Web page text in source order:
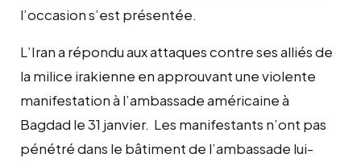
l’occasion s’est présentée.
L’Iran a répondu aux attaques contre ses alliés de
la milice irakienne en approuvant une violente
manifestation à l’ambassade américaine à
Bagdad le 31 janvier. Les manifestants n’ont pas
pénétré dans le bâtiment de l’ambassade lui-